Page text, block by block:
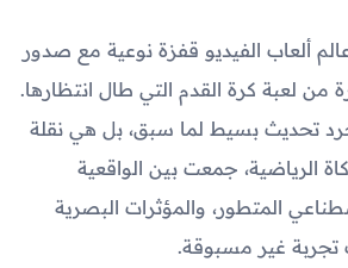
شهد عالم ألعاب الفيديو قفزة نوعية مع صدور
لعبة كرة القدم التي طال انتظارها.
تحديث بسيط لما سبق، بل هي نقلة
الرياضية، جمعت بين الواقعية
المتطور، والمؤثرات البصرية
تجربة غير مسبوقة.